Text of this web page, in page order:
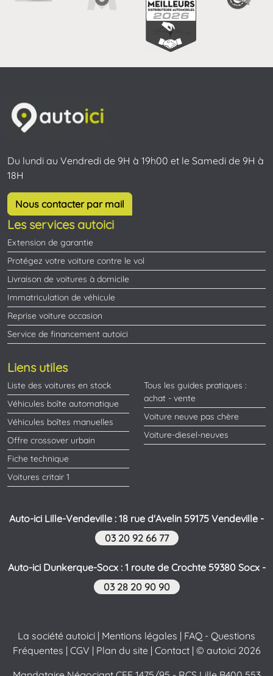
Du lundi au Vendredi de 9H à 19h00 et le Samedi de 9H à
18H
Nous contacter par mail
Les services autoici
Extension de garantie
Protégez votre voiture contre le vol
Livraison de voitures à domicile
Immatriculation de véhicule
Reprise voiture occasion
Service de financement autoici
Liens utiles
Liste des voitures en stock
Véhicules boîte automatique
Véhicules boîtes manuelles
Offre crossover urbain
Fiche technique
Voitures critair 1
Tous les guides pratiques :
achat - vente
Voiture neuve pas chère
Voiture-diesel-neuves
Auto-ici Lille-Vendeville : 18 rue d'Avelin 59175 Vendeville -
03 20 92 66 77
Auto-ici Dunkerque-Socx : 1 route de Crochte 59380 Socx -
03 28 20 90 90
La société autoici | Mentions légales | FAQ - Questions
Fréquentes | CGV | Plan du site| Contact| © autoici 2026